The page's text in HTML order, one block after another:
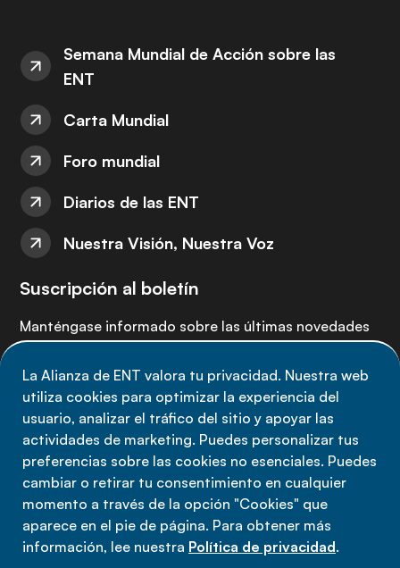
La Alianza de ENT valora tu privacidad. Nuestra web
utiliza cookies para optimizar la experiencia del
usuario, analizar el tráfico del sitio y apoyar las
actividades de marketing. Puedes personalizar tus
preferencias sobre las cookies no esenciales. Puedes
cambiar o retirar tu consentimiento en cualquier
momento a través de la opción "Cookies" que
aparece en el pie de página. Para obtener más
información, lee nuestra Política de privacidad.
Semana Mundial de Acción sobre las
ENT
Carta Mundial
Foro mundial
Diarios de las ENT
Nuestra Visión, Nuestra Voz
Suscripción al boletín
Manténgase informado sobre las últimas novedades
Suscríbete ahora
Política de privacidad
Términos de uso